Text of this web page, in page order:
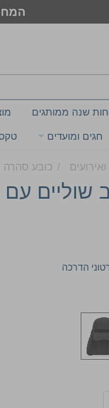
שנה ממותגים
חגים ומועדים
כובע סהרה
שוליים עם
הדרכה